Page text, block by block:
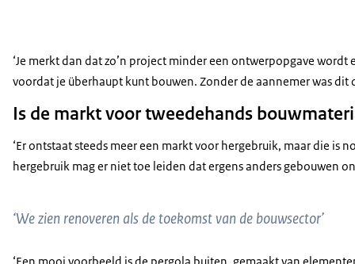
‘Je merkt dan dat zo’n project minder een ontwerpopgave
voordat je überhaupt kunt bouwen. Zonder de aannemer was
Is de markt voor tweedehands
‘Er ontstaat steeds meer een markt voor hergebruik, maar die
hergebruik mag er niet toe leiden dat ergens anders gebouwen
‘We zien renoveren als de toekomst van de bouwsector’